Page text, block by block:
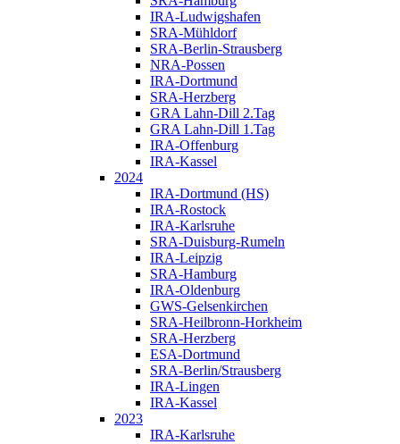
IRA-Ludwigshafen
SRA-Mühldorf
SRA-Berlin-Strausberg
NRA-Possen
IRA-Dortmund
SRA-Herzberg
GRA Lahn-Dill 2.Tag
GRA Lahn-Dill 1.Tag
IRA-Offenburg
IRA-Kassel
2024
IRA-Dortmund (HS)
IRA-Rostock
IRA-Karlsruhe
SRA-Duisburg-Rumeln
IRA-Leipzig
SRA-Hamburg
IRA-Oldenburg
GWS-Gelsenkirchen
SRA-Heilbronn-Horkheim
SRA-Herzberg
ESA-Dortmund
SRA-Berlin/Strausberg
IRA-Lingen
IRA-Kassel
2023
IRA-Karlsruhe